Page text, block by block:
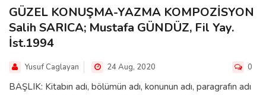
GÜZEL KONUŞMA-YAZMA KOMPOZİSYON
Salih SARICA; Mustafa GÜNDÜZ, Fil Yay.
İst.1994
Yusuf Caglayan 24 Aug, 2020 0
BAŞLIK: Kitabın adı, bölümün adı, konunun adı, paragrafın adı